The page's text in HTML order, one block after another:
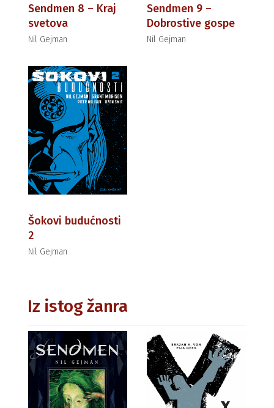
Sendmen 8 – Kraj
svetova
Nil Gejman
Sendmen 9 –
Dobrostive gospe
Nil Gejman
Šokovi budućnosti
2
Nil Gejman
Iz istog žanra